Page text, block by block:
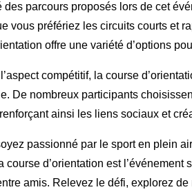
des parcours proposés lors de cet
vous préfériez les circuits courts et
offre une variété d’options
compétitif, la course
De nombreux participants
ainsi les liens sociaux et
passionné par le sport en plein
course d’orientation est
amis. Relevez le défi, explorez